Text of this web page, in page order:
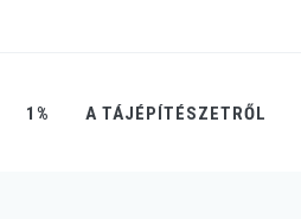
1% A TÁJÉPÍTÉSZETRŐL